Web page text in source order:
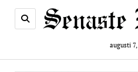
augusti